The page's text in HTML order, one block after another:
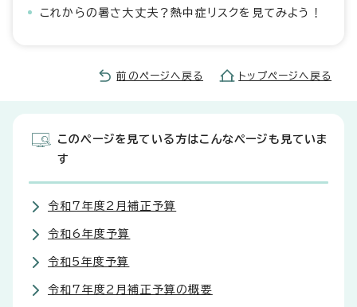
これからの暑さ大丈夫？熱中症リスクを見てみよう！
前のページへ戻る トップページへ戻る
このページを見ている方はこんなページも見ていま
す
令和7年度2月補正予算
令和6年度予算
令和5年度予算
令和7年度2月補正予算の概要